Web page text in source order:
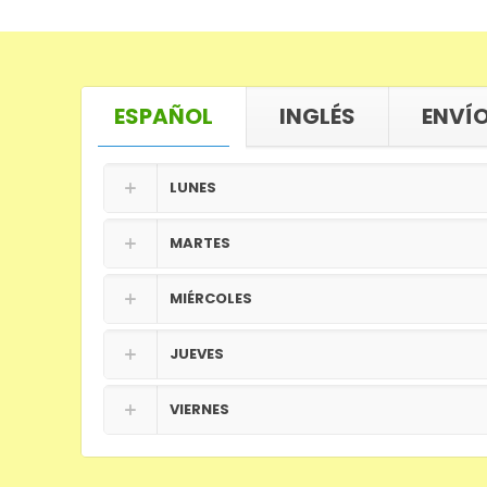
ESPAÑOL INGLÉS
LUNES
MARTES
MIÉRCOLES
JUEVES
VIERNES